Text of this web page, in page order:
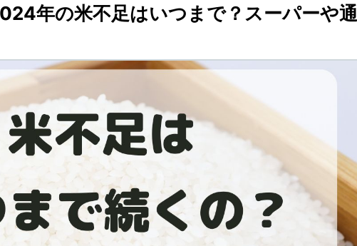
年の米不足はいつまで？スーパーや通